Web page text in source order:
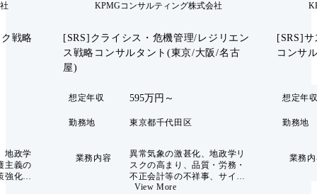
戦略
地政学
主義の
強化、
KPMGコンサルティング株式会社
[SRS]クライシス・危機管理/レジリエン
ス戦略コンサルタント(東京/大阪/名古
屋)
想定年収 595万円～
勤務地 東京都千代田区
業務内容
異常気象の激甚化、地政学リ
スクの高まり、品質・労務・
不正会計等の不祥事、サイバ
ーインシデント、レピュテー
View More
[SRS]
コンサ
想定年
勤務地
業務